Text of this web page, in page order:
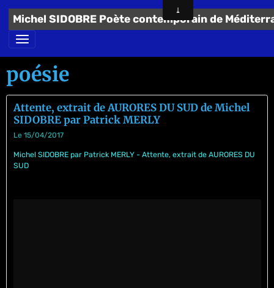
Michel SIDOBRE Poète contemporain de
poésie
Attente, extrait de AURORES DU SUD de Michel
SIDOBRE par Patrick MERLY
Le 15/04/2017
Michel SIDOBRE par Patrick MERLY - Attente, extrait de AURORES DU
SUD